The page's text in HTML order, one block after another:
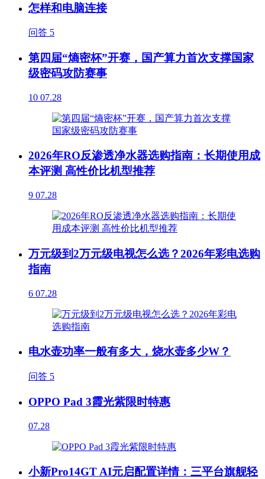
怎样和电脑连接
问答 5
第四届“熵密杯”开赛，国产算力首次支撑国家
级密码攻防赛事
10 07.28
2026年RO反渗透净水器选购指南：长期使用成
本评测 高性价比机型推荐
9 07.28
万元级到2万元级电视怎么选？2026年彩电选购
指南
6 07.28
电水壶功率一般有多大，烧水壶多少W？
问答 5
OPPO Pad 3霞光紫限时特惠
07.28
小新Pro14GT AI元启配置详情：三平台旗舰轻